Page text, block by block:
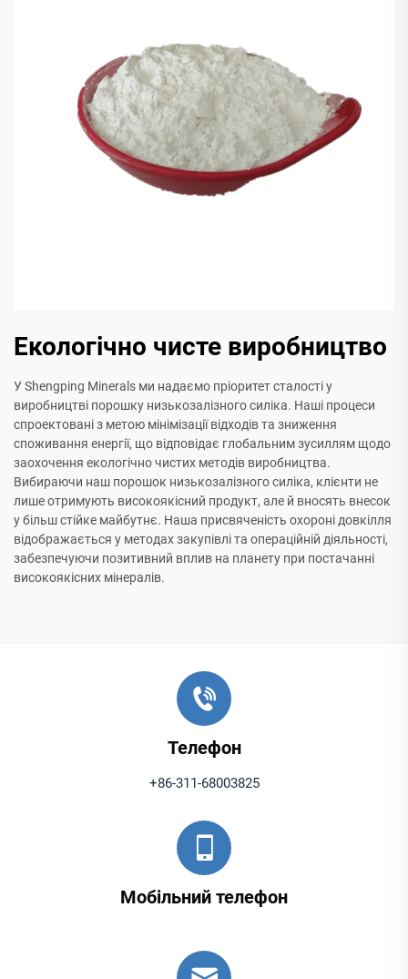
Екологічно чисте виробництво
У Shengping Minerals ми надаємо пріоритет сталості у
виробництві порошку низькозалізного силіка. Наші процеси
спроектовані з метою мінімізації відходів та зниження
споживання енергії, що відповідає глобальним зусиллям щодо
заохочення екологічно чистих методів виробництва.
Вибираючи наш порошок низькозалізного силіка, клієнти не
лише отримують високоякісний продукт, але й вносять внесок
у більш стійке майбутнє. Наша присвяченість охороні довкілля
відображається у методах закупівлі та операційній діяльності,
забезпечуючи позитивний вплив на планету при постачанні
високоякісних мінералів.
Телефон
+86-311-68003825
Мобільний телефон